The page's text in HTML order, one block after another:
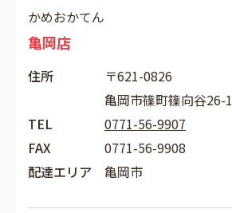
かめおかてん
亀岡店
住所
〒621-0826
亀岡市篠町篠向谷26-1
TEL
0771-56-9907
FAX
0771-56-9908
配達エリア
亀岡市